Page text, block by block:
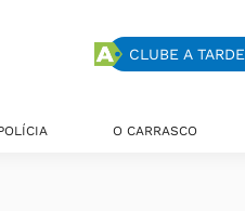
CLUBE A TARDE
O CARRASCO